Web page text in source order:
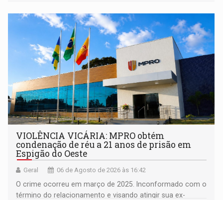
comunidade
VIOLÊNCIA VICÁRIA: MPRO obtém
condenação de réu a 21 anos de prisão em
Espigão do Oeste
Geral 06 de Agosto de 2026 às 16:42
O crime ocorreu em março de 2025. Inconformado com o
término do relacionamento e visando atingir sua ex-